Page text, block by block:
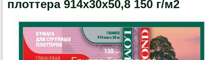
плоттера 914х30х50,8 150 г/м2